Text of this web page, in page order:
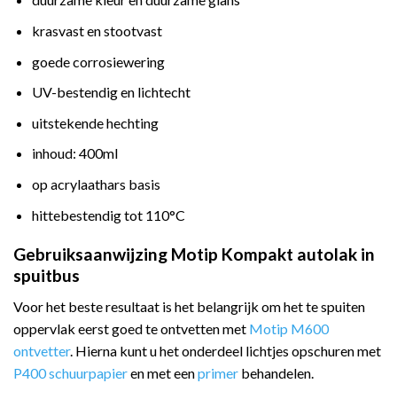
krasvast en stootvast
goede corrosiewering
UV-bestendig en lichtecht
uitstekende hechting
inhoud: 400ml
op acrylaathars basis
hittebestendig tot 110°C
Gebruiksaanwijzing Motip Kompakt autolak in
spuitbus
Voor het beste resultaat is het belangrijk om het te spuiten
oppervlak eerst goed te ontvetten met Motip M600
ontvetter. Hierna kunt u het onderdeel lichtjes opschuren met
P400 schuurpapieren met eenprimer behandelen.